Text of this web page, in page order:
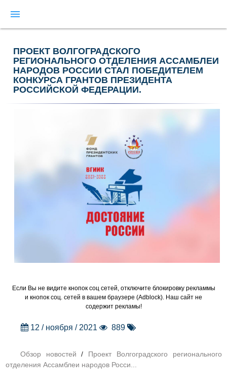
menu
ПРОЕКТ ВОЛГОГРАДСКОГО
РЕГИОНАЛЬНОГО ОТДЕЛЕНИЯ АССАМБЛЕИ
НАРОДОВ РОССИИ СТАЛ ПОБЕДИТЕЛЕМ
КОНКУРСА ГРАНТОВ ПРЕЗИДЕНТА
РОССИЙСКОЙ ФЕДЕРАЦИИ.
Если Вы не видите кнопок соц сетей, отключите блокировку рекламмы
и кнопок соц. сетей в вашем браузере (Adblock). Наш сайт не
содержит рекламы!
12 / ноября / 2021 889
Обзор новостей/ Проект Волгоградского регионального
отделения Ассамблеи народов Росси...